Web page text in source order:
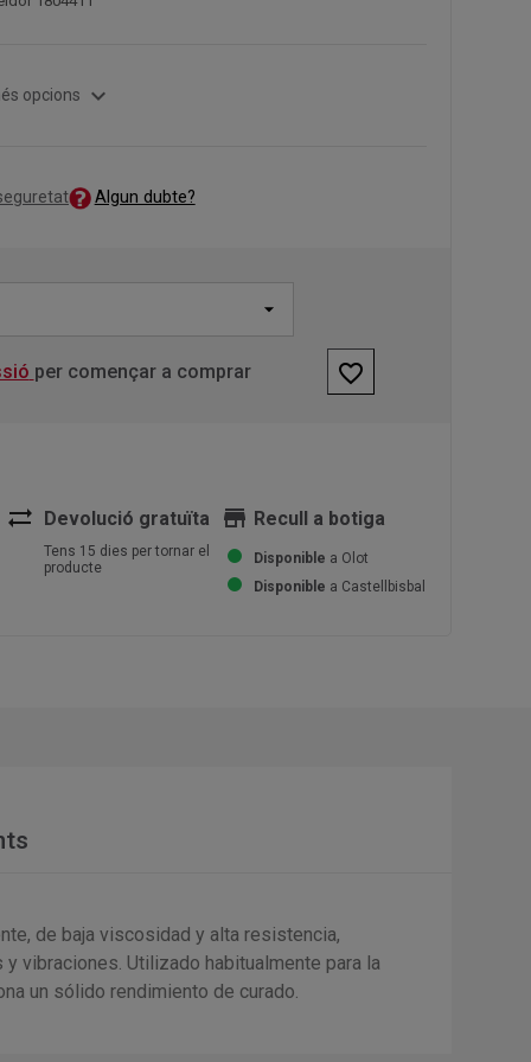
opcions expand_more
Algun dubte?
per començar a comprar favorite_border
sync_alt Devolució gratuïta
Tens 15 dies per tornar el
producte
store Recull a botiga
Disponible a Olot
Disponible a Castellbisbal
de baja viscosidad y alta resistencia,
vibraciones. Utilizado habitualmente para la
un sólido rendimiento de curado.